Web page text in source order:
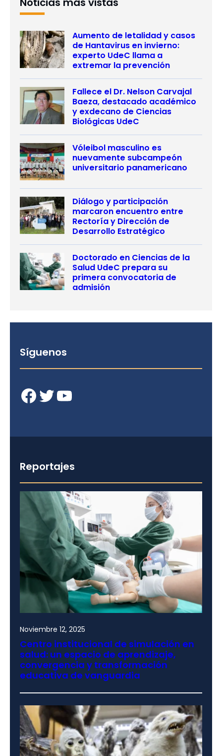
Aumento de letalidad y casos
de Hantavirus en invierno:
experto UdeC llama a
extremar la prevención
Fallece el Dr. Nelson Carvajal
Baeza, destacado académico
y exdecano de Ciencias
Biológicas UdeC
Vóleibol masculino es
nuevamente subcampeón
universitario panamericano
Diálogo y participación
marcaron encuentro entre
Rectoría y Dirección de
Desarrollo Estratégico
Doctorado en Ciencias de la
Salud UdeC prepara su
primera convocatoria de
admisión
Síguenos
Facebook Twitter YouTube
Reportajes
Noviembre 12, 2025
Centro institucional de simulación en
salud: un espacio de aprendizaje,
convergencia y transformación
educativa de vanguardia